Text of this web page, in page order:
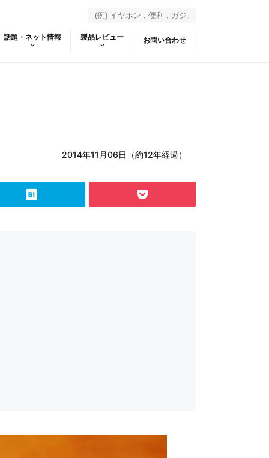
話題・ネット情報 製品レビュー お問い合わせ
2014年11月06日（約12年経過）